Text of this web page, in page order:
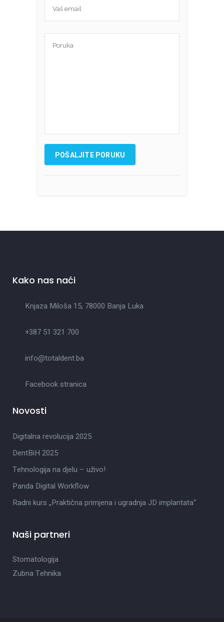
Kako nas naći
Knjaza Miloša 15, 78000 Banja Luka
+387 51 321 700
info@totaldent.ba
Facebook stranica
Novosti
Digitalna revolucija 2025
DentBiH 2025
Tehnologija na djelu – uživo!
Panda Digital Workflow
Radni kurs „Praktična primjena i ugradnja JD implantata“
Naši partneri
Stomatologija
Zubna Tehnika